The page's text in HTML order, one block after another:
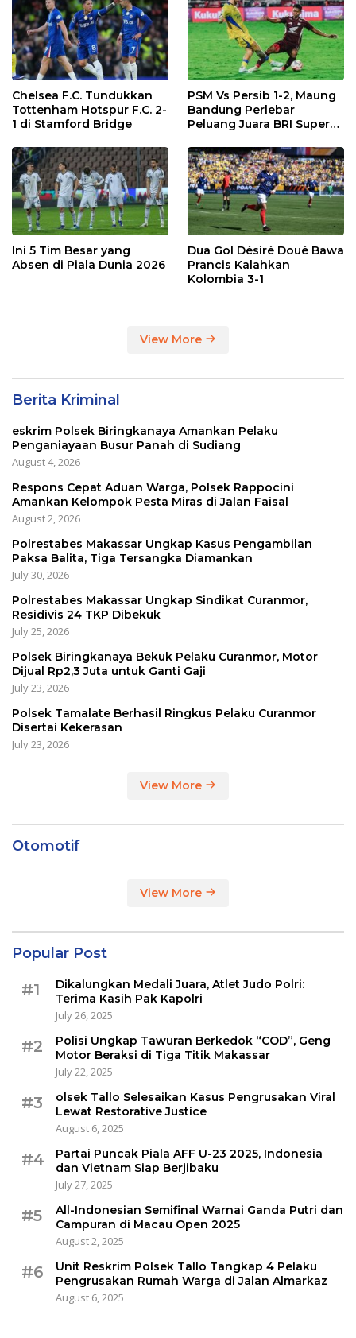
Chelsea F.C. Tundukkan
Tottenham Hotspur F.C. 2-
1 di Stamford Bridge
PSM Vs Persib 1-2, Maung
Bandung Perlebar
Peluang Juara BRI Super
Ini 5 Tim Besar yang
Absen di Piala Dunia 2026
Dua Gol Désiré Doué Bawa
Prancis Kalahkan
Kolombia 3-1
View More
Berita Kriminal
eskrim Polsek Biringkanaya Amankan Pelaku
Penganiayaan Busur Panah di Sudiang
August 4, 2026
Respons Cepat Aduan Warga, Polsek Rappocini
Amankan Kelompok Pesta Miras di Jalan Faisal
August 2, 2026
Polrestabes Makassar Ungkap Kasus Pengambilan
Paksa Balita, Tiga Tersangka Diamankan
July 30, 2026
Polrestabes Makassar Ungkap Sindikat Curanmor,
Residivis 24 TKP Dibekuk
July 25, 2026
Polsek Biringkanaya Bekuk Pelaku Curanmor, Motor
Dijual Rp2,3 Juta untuk Ganti Gaji
July 23, 2026
Polsek Tamalate Berhasil Ringkus Pelaku Curanmor
Disertai Kekerasan
July 23, 2026
View More
Otomotif
View More
Popular Post
#1
Dikalungkan Medali Juara, Atlet Judo Polri:
Terima Kasih Pak Kapolri
July 26, 2025
#2
Polisi Ungkap Tawuran Berkedok “COD”, Geng
Motor Beraksi di Tiga Titik Makassar
July 22, 2025
#3
olsek Tallo Selesaikan Kasus Pengrusakan Viral
Lewat Restorative Justice
August 6, 2025
#4
Partai Puncak Piala AFF U-23 2025, Indonesia
dan Vietnam Siap Berjibaku
July 27, 2025
#5
All-Indonesian Semifinal Warnai Ganda Putri dan
Campuran di Macau Open 2025
August 2, 2025
#6
Unit Reskrim Polsek Tallo Tangkap 4 Pelaku
Pengrusakan Rumah Warga di Jalan Almarkaz
August 6, 2025